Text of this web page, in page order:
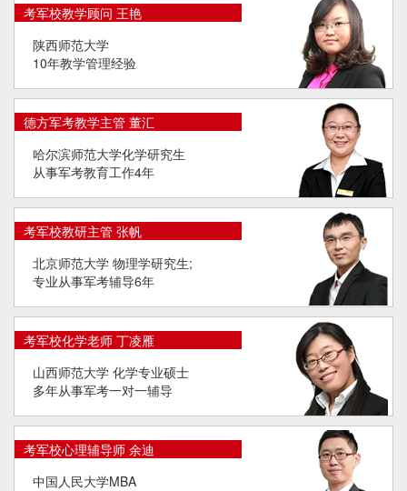
考军校教学顾问 王艳
陕西师范大学
10年教学管理经验
德方军考教学主管 董汇
哈尔滨师范大学化学研究生
从事军考教育工作4年
考军校教研主管 张帆
北京师范大学 物理学研究生;
专业从事军考辅导6年
考军校化学老师 丁凌雁
山西师范大学 化学专业硕士
多年从事军考一对一辅导
考军校心理辅导师 余迪
中国人民大学MBA